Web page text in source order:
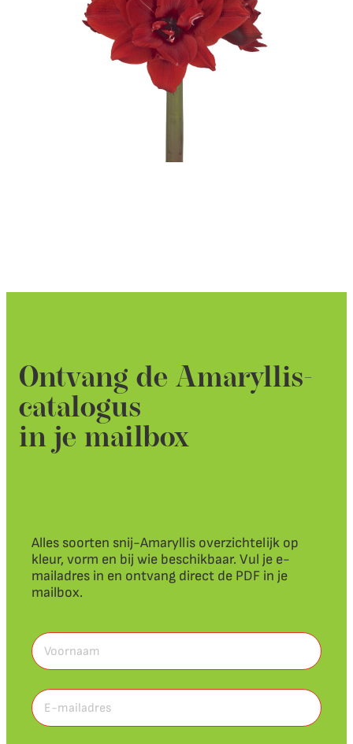
Ontvang de Amaryllis-
catalogus
in je mailbox
Alles soorten snij-Amaryllis overzichtelijk op
kleur, vorm en bij wie beschikbaar. Vul je e-
mailadres in en ontvang direct de PDF in je
mailbox.
Voornaam
E-
mailadres(Vereist)